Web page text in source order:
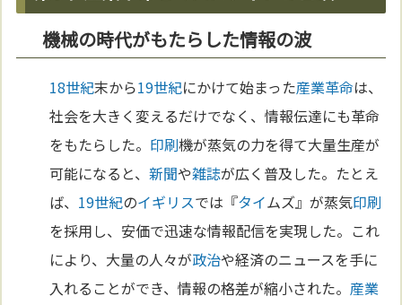
機械の時代がもたらした情報の波
18世紀末から19世紀にかけて始まった産業革命は、
社会を大きく変えるだけでなく、情報伝達にも革命
をもたらした。 印刷機が蒸気の力を得て大量生産が
可能になると、新聞や雑誌が広く普及した。たとえ
ば、 19世紀のイギリスでは『タイムズ』が蒸気印刷
を採用し、安価で迅速な情報配信を実現した。これ
により、大量の人々が政治や経済のニュースを手に
入れることができ、情報の格差が縮小された。産業